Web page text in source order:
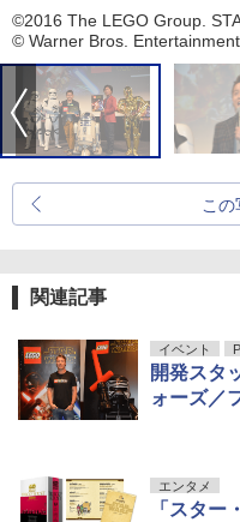
©2016 The LEGO Group.
© Warner Bros.
こ
関連記事
イベント
開発スタ
ォーズ／
エンタメ
「スター